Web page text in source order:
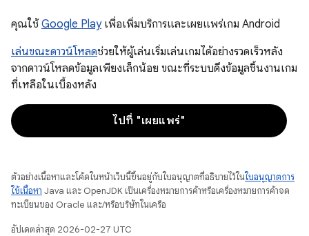
คุณใช้ Google Playเพื่อเพิ่มบริการและเผยแพร่เกม Android
เล่นขณะดาวน์โหลดช่วยให้ผู้เล่นเริ่มเล่นเกมได้อย่างรวดเร็วหลัง
จากดาวน์โหลดข้อมูลเพียงเล็กน้อย ขณะที่ระบบดึงข้อมูลชิ้นงานเกม
ที่เหลือในเบื้องหลัง
ไปที่ "เผยแพร่"
ตัวอย่างเนื้อหาและโค้ดในหน้าเว็บนี้ขึ้นอยู่กับใบอนุญาตที่อธิบายไว้ในใบอนุญาตการ
ใช้เนื้อหา Java และ OpenJDK เป็นเครื่องหมายการค้าหรือเครื่องหมายการค้าจด
ทะเบียนของ Oracle และ/หรือบริษัทในเครือ
อัปเดตล่าสุด 2026-02-27 UTC